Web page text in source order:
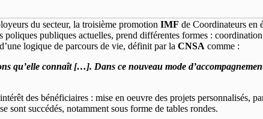
du secteur, la troisième promotion IMF de Coordinateurs en
publiques actuelles, prend différentes formes :
logique de parcours de vie, définit par la CNSA comme :
qu’elle connaît […]. Dans ce nouveau mode
des bénéficiaires : mise en oeuvre des projets personnalisés,
succédés, notamment sous forme de tables rondes.